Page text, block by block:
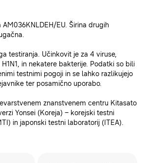
EU. Širina drugih
testiranja. Učinkovit je za 4 viruse,
in nekatere bakterije. Podatki so bili
testnimi pogoji in se lahko razlikujejo
ter posamično uporabo.
znanstvenem centru Kitasato
Yonsei (Koreja) – korejski testni
in japonski testni laboratorij (ITEA).